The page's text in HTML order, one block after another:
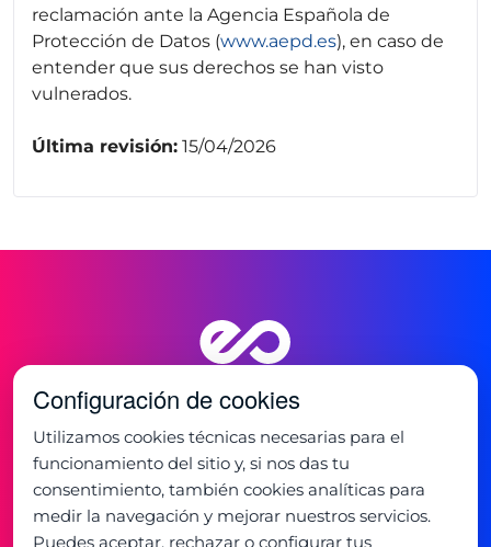
reclamación ante la Agencia Española de
Protección de Datos (www.aepd.es), en caso de
entender que sus derechos se han visto
vulnerados.
Última revisión: 15/04/2026
Oficina:
Configuración de cookies
Utilizamos cookies técnicas necesarias para el
funcionamiento del sitio y, si nos das tu
consentimiento, también cookies analíticas para
medir la navegación y mejorar nuestros servicios.
Puedes aceptar, rechazar o configurar tus